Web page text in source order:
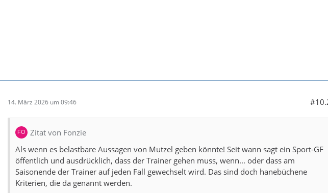
14. März 2026 um 09:46
Zitat von Fonzie
Als wenn es belastbare Aussagen von Mutzel geben könnte! Seit wann sagt ein Sport-GF
öffentlich und ausdrücklich, dass der Trainer gehen muss, wenn... oder dass am
Saisonende der Trainer auf jeden Fall gewechselt wird. Das sind doch hanebüchene
Kriterien, die da genannt werden.